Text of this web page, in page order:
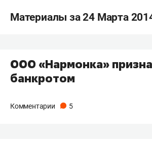
Материалы за 24 Марта
ООО «Нармонка»
банкротом
Комментарии 5